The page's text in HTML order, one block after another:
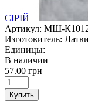
СІРІЙ
Артикул: МШ-
Изготовитель:
Единицы:
В наличии
57.00 грн
Купить